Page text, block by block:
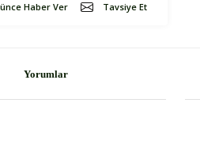
Haber Ver Tavsiye Et
Yorumlar